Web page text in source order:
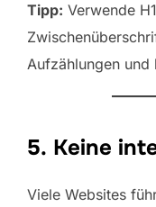
Tipp: Verwende
Aufzählungen
5. Keine
Viele Websites